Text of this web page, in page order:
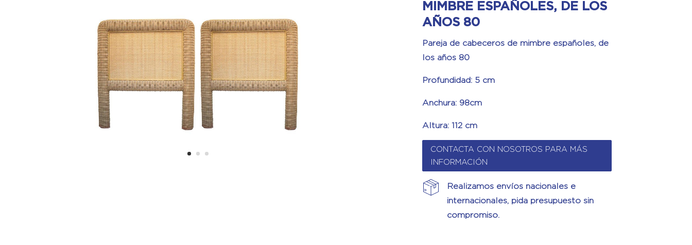
MIMBRE ESPAÑOLES, DE LOS
AÑOS 80
Pareja de cabeceros de mimbre españoles, de
los años 80
Profundidad: 5 cm
Anchura: 98cm
Altura: 112 cm
CONTACTA CON NOSOTROS PARA MÁS
INFORMACIÓN
Realizamos envíos nacionales e
internacionales, pida presupuesto sin
compromiso.